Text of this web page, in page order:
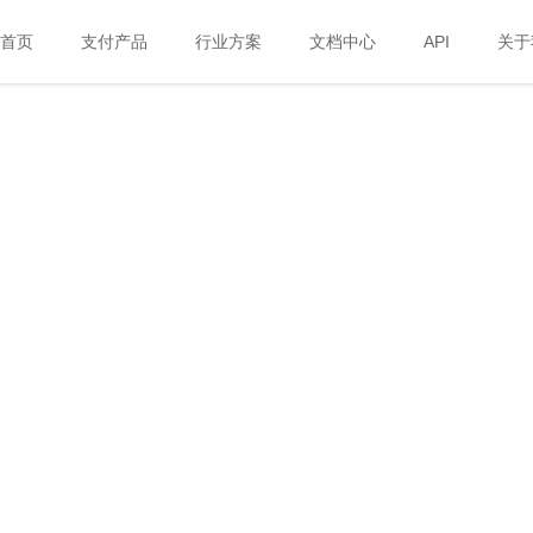
首页 支付产品 行业方案 文档中心 API 关